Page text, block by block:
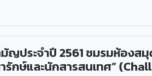
ญประจำปี 2561 ชมรมห้องส
รักษ์และนักสารสนเทศ”